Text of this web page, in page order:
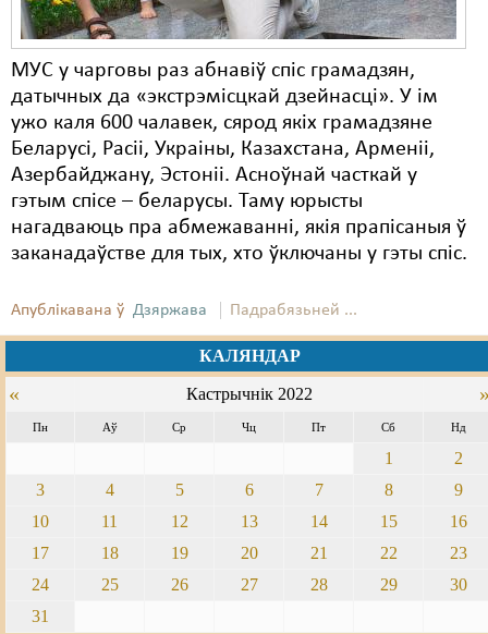
МУС у чарговы раз абнавіў спіс грамадзян,
датычных да «экстрэмісцкай дзейнасці». У ім
ужо каля 600 чалавек, сярод якіх грамадзяне
Беларусі, Расіі, Украіны, Казахстана, Арменіі,
Азербайджану, Эстоніі. Асноўнай часткай у
гэтым спісе – беларусы. Таму юрысты
нагадваюць пра абмежаванні, якія прапісаныя ў
заканадаўстве для тых, хто ўключаны у гэты спіс.
Апублікавана ў Дзяржава Падрабязьней ...
КАЛЯНДАР
« Кастрычнік 2022
Пн Аў Ср Чц Пт Сб Нд
1
2
3
4 5 6 7 8
9
10
11 12 13 14 15
16
17
18 19 20 21 22
23
24
25 26 27 28 29
30
31